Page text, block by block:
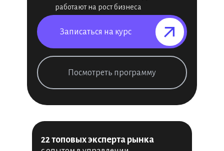
Записаться на курс⠀⠀⠀⠀⠀
работают на рост бизнеса
Посмотреть программу
22 топовых эксперта рынка